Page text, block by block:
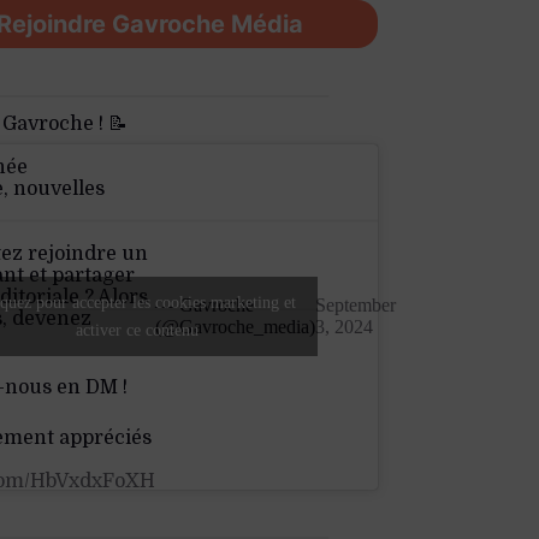
Gavroche Média
! 📝
nouvelles
rejoindre un
et partager
? Alors
devenez
en DM !
appréciés
HbVxdxFoXH
— Gavroche
(@Gavroche_media)
September
3, 2024
pour accepter les cookies marketing et
activer ce contenu